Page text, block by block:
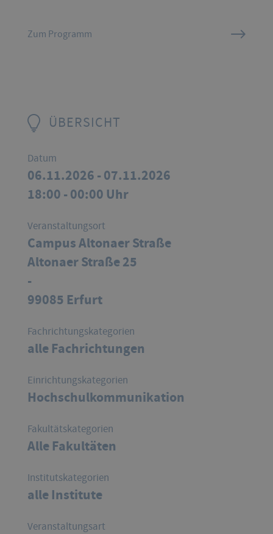
Zum Programm
ÜBERSICHT
Datum
06.11.2026 - 07.11.2026
18:00 - 00:00 Uhr
Veranstaltungsort
Campus Altonaer Straße
Altonaer Straße 25
-
99085 Erfurt
Fachrichtungskategorien
alle Fachrichtungen
Einrichtungskategorien
Hochschulkommunikation
Fakultätskategorien
Alle Fakultäten
Institutskategorien
alle Institute
Veranstaltungsart